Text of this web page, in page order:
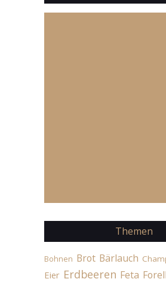
Themen
Bohnen Brot Bärlauch
Eier Erdbeeren Feta